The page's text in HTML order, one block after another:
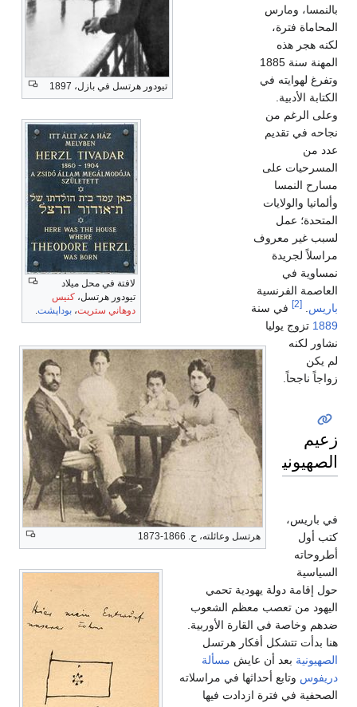
تيودور هرتسل في بازل، 1897
لافتة في محل ميلاد
تيودور هرتسل، كنيس
دوهاني ستريت، بوداپشت.
هرتسل وعائلته، ح. 1866-1873
بالنمسا، ومارس
المحاماة فترة،
لكنه هجر هذه
المهنة سنة 1885
وتفرغ لهوايته في
الكتابة الأدبية.
وعلى الرغم من
نجاحه في تقديم
عدد من
المسرحيات على
مسارح النمسا
وألمانيا والولايات
المتحدة؛ عمل
لسبب غير معروف
مراسلاً لجريدة
نمساوية في
العاصمة الفرنسية
باريس.
[2]
في سنة
1889 تزوج يوليا
نشاور لكنه
لم يكن
زواجاً ناجحاً.
زعيم
الصهيونية
في باريس،
كتب أول
أطروحاته
السياسية
حول إقامة دولة يهودية تحمي
اليهود من تعصب معظم الشعوب
ضدهم وخاصة في القارة الأوربية.
هنا بدأت تتشكل أفكار هرتسل
الصهيونية بعد أن عايش مسألة
دريفوس وتابع أحداثها في مراسلاته
الصحفية في فترة ازدادت فيها